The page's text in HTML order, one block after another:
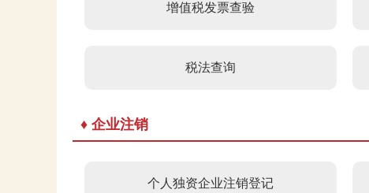
增值税发票查验
税法查询
♦ 企业注销
个人独资企业注销登记